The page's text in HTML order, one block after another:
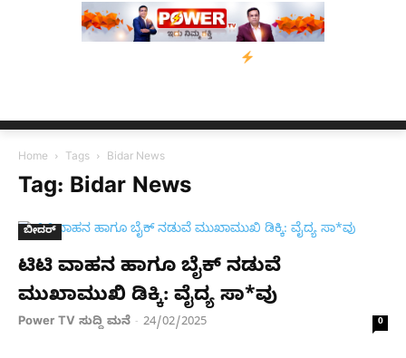
ನ್ಯೂಸ್ ಕಾರ್ಪ್‌ಗೆ ಎಐಯಿಂದ
Home Tags Bidar News
Tag: Bidar News
ಬೀದರ್
ಟಿಟಿ ವಾಹನ ಹಾಗೂ ಬೈಕ್ ನಡುವೆ
ಮುಖಾಮುಖಿ ಡಿಕ್ಕಿ: ವೈದ್ಯ ಸಾ*ವು
Power TV ಸುದ್ದಿ ಮನೆ - 24/02/2025 0